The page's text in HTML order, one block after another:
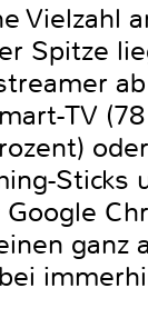
Vielzahl
Spitze
TV
Sticks